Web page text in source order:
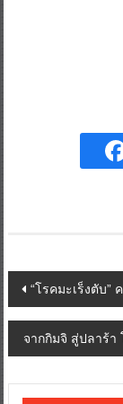
Post
navigation
“โรคมะเร็งตับ”
จากกิมจิ สู่ปลาร้า